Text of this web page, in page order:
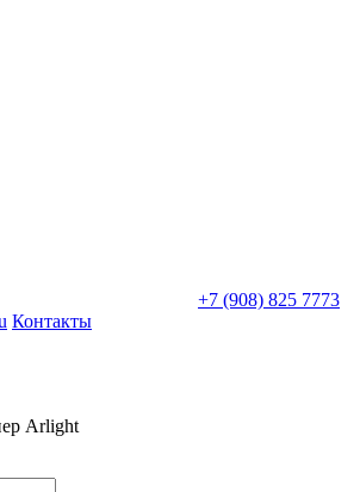
+7 (908) 825 7773
Контакты
Arlight